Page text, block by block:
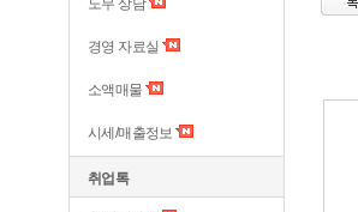
노무 상담
경영 자료실
소액매물
시세/매출정보
취업톡